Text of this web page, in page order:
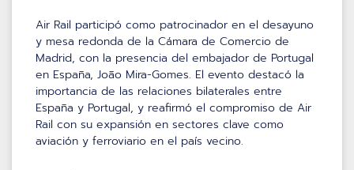
Air Rail participó como patrocinador en el desayuno
y mesa redonda de la Cámara de Comercio de
Madrid, con la presencia del embajador de Portugal
en España, João Mira-Gomes. El evento destacó la
importancia de las relaciones bilaterales entre
España y Portugal, y reafirmó el compromiso de Air
Rail con su expansión en sectores clave como
aviación y ferroviario en el país vecino.